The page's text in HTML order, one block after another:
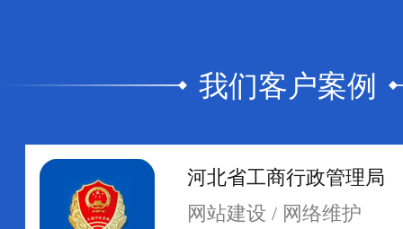
我们客户案例
河北省工商行政管理局
网站建设 / 网络维护